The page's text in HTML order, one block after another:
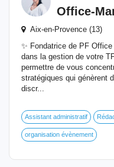
Office-
Aix-en-Provence (13)
✨ Fondatrice de PF
dans la gestion de votre
permettre de vous
stratégiques qui génèrent
discr...
Assistant administratif
organisation évènement